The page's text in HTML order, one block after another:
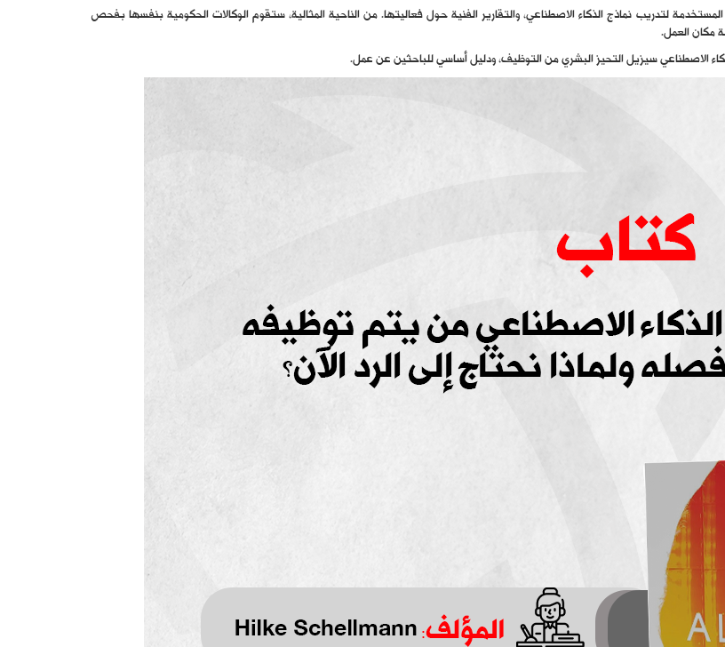
لتدريب نماذج الذكاء الاصطناعي، والتقارير الفنية حول فعاليتها. من الناحية المثالية، ستقوم الوكالات الحكومية بنفسها بفحص
مكان العمل.
سيزيل التحيز البشري من التوظيف، ودليل أساسي للباحثين عن عمل.